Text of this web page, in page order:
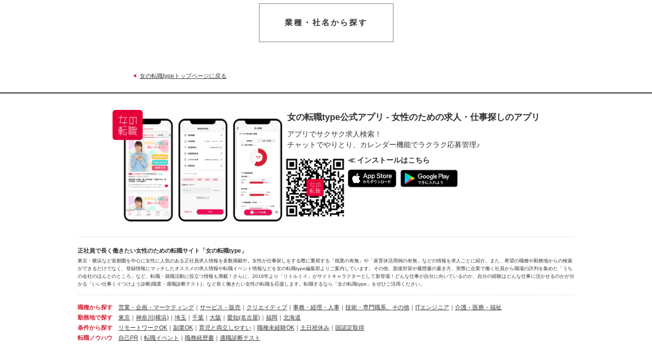
業種・社名から探す
女の転職typeトップページに戻る
女の転職type公式アプリ - 女性のための求人・仕事探しのアプリ
アプリでサクサク求人検索！
チャットでやりとり、カレンダー機能でラクラク応募管理♪
≪ インストールはこちら
正社員で長く働きたい女性のための転職サイト「女の転職type」
東京・横浜など首都圏を中心に女性に人気のある正社員求人情報を多数掲載中。女性が仕事探しをする際に重視する「残業の有無」や「産育休活用例の有無」などの情報を求人ごとに紹介。また、希望の職種や勤務地からの検索
ができるだけでなく、登録情報にマッチしたオススメの求人情報や転職イベント情報などを女の転職type編集部よりご案内しています。その他、面接対策や履歴書の書き方、実際に企業で働く社員から職場の評判を集めた「うち
の会社のほんとのところ」など、転職・就職活動に役立つ情報も満載！さらに、2016年より「リトルミイ」がサイトキャラクターとして新登場！どんな仕事が自分に向いているのか、自分の経験はどんな仕事に活かせるのかが分
かる「いい仕事ミイつけよう診断(職業・適職診断テスト)」など長く働きたい女性の転職を応援します。転職するなら「女の転職type」をぜひご活用ください。
職種から探す 営業・企画・マーケティング ｜ サービス・販売 ｜ クリエイティブ ｜ 事務・経理・人事 ｜ 技術・専門職系、その他 ｜ ITエンジニア ｜ 介護・医療・福祉
勤務地で探す
東京 ｜ 神奈川 (横浜) ｜ 埼玉 ｜ 千葉 ｜ 大阪 ｜ 愛知(名古屋) ｜ 福岡 ｜ 北海道
条件から探す
リモートワークOK ｜ 副業OK ｜ 育児と両立しやすい ｜ 職種未経験OK ｜ 土日祝休み ｜ 国認定取得
転職ノウハウ
自己PR ｜ 転職イベント ｜ 職務経歴書 ｜ 適職診断テスト